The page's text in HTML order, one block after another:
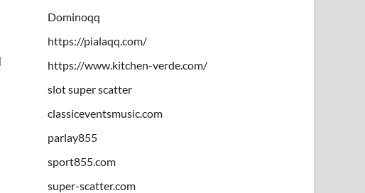
Dominoqq
https://pialaqq.com/
https://www.kitchen-verde.com/
slot super scatter
classiceventsmusic.com
parlay855
sport855.com
super-scatter.com